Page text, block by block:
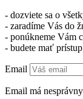
- dozviete sa o
- zaradíme Vás do
- ponúkneme Vám
- budete mať
Email
Email má